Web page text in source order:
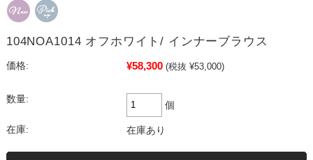
104NOA1014 オフホワイト/ インナーブラウス
価格: ¥58,300 (税抜 ¥53,000)
数量:
個
在庫: 在庫あり